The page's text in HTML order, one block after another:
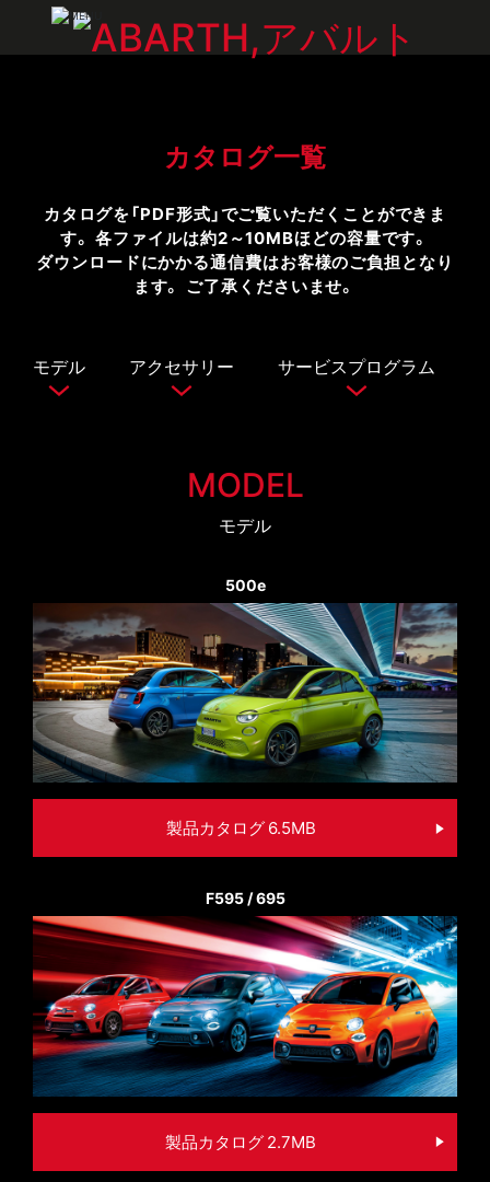
カタログ一覧
カタログを「PDF形式」でご覧いただくことができま
す。 各ファイルは約2～10MBほどの容量です。
ダウンロードにかかる通信費はお客様のご負担となり
ます。 ご了承くださいませ。
モデル アクセサリー サービスプログラム
MODEL
モデル
500e
製品カタログ 6.5MB
F595 / 695
製品カタログ 2.7MB